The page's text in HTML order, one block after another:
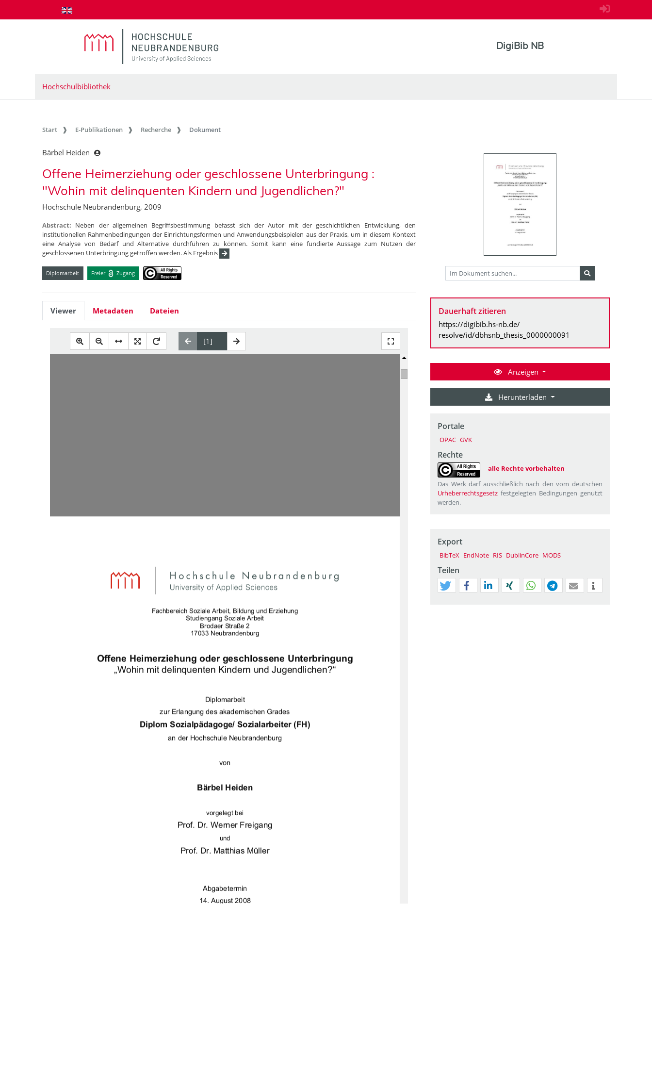
zum Inhalt springen
DigiBib NB
Hochschulbibliothek
Start E-Publikationen Recherche Dokument
Bärbel Heiden
Offene Heimerziehung oder geschlossene Unterbringung :
"Wohin mit delinquenten Kindern und Jugendlichen?"
Hochschule Neubrandenburg, 2009
Abstract: Neben der allgemeinen Begriffsbestimmung befasst sich der Autor mit der geschichtlichen Entwicklung, den
institutionellen Rahmenbedingungen der Einrichtungsformen und Anwendungsbeispielen aus der Praxis, um in diesem Kontext
eine Analyse von Bedarf und Alternative durchführen zu können. Somit kann eine fundierte Aussage zum Nutzen der
geschlossenen Unterbringung getroffen werden. Als Ergebnis
Diplomarbeit Freier Zugang
Viewer Metadaten Dateien
Fachbereich Soziale Arbeit, Bildung und Erziehung
Studiengang Soziale Arbeit
Brodaer Straße 2
17033 Neubrandenburg
Offene Heimerziehung oder geschlossene Unterbringung
„Wohin mit delinquenten Kindern und Jugendlichen?“
Diplomarbeit
zur Erlangung des akademischen Grades
Diplom Sozialpädagoge/ Sozialarbeiter (FH)
an der Hochschule Neubrandenburg
von
Bärbel Heiden
vorgelegt bei
Prof. Dr. Werner Freigang
und
Prof. Dr. Matthias Müller
Abgabetermin
14. August 2008
Dauerhaft zitieren
https://digibib.hs-nb.de/
resolve/id/dbhsnb_thesis_0000000091
Anzeigen
Herunterladen
Portale
OPAC GVK
Rechte
alle Rechte vorbehalten
Das Werk darf ausschließlich nach den vom deutschen
Urheberrechtsgesetz festgelegten Bedingungen genutzt
werden.
Export
BibTeX EndNote RIS DublinCore MODS
Teilen